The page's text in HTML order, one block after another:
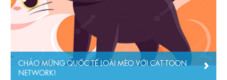
CHẢO MỪNG QUỐC TẾ LOÀI MÈO VỚI CAT-TOON
NETWORK!